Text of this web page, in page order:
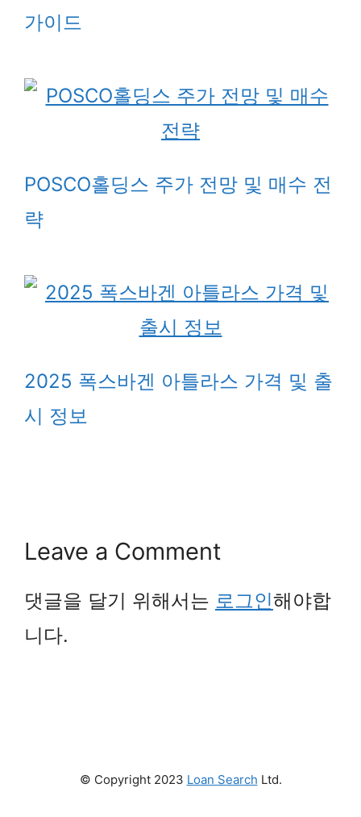
가이드
POSCO홀딩스 주가 전망 및 매수 전
략
2025 폭스바겐 아틀라스 가격 및 출
시 정보
Leave a Comment
댓글을 달기 위해서는 로그인해야합
니다.
© Copyright 2023 Loan Search Ltd.